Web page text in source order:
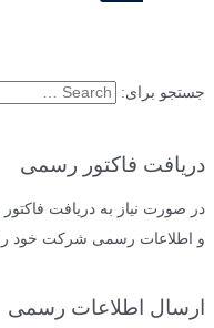
جستجو برای:
دریافت فاکتور رسمی
در صورت نیاز به دریافت
و اطلاعات رسمی شرکت خود را
ارسال اطلاعات رسمی